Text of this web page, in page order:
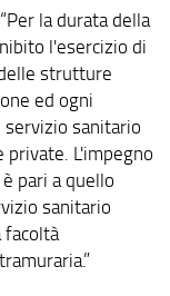
la durata della
l'esercizio di
strutture
ed ogni
servizio sanitario
L'impegno
pari a quello
sanitario
facoltà